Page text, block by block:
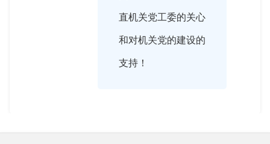
直机关党工委的关心
和对机关党的建设的
支持！
 2017-06-30 16:02:00